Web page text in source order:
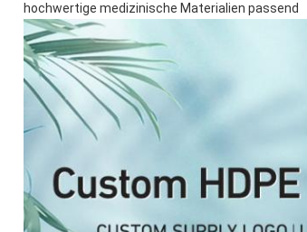
hochwertige medizinische Materialien passend